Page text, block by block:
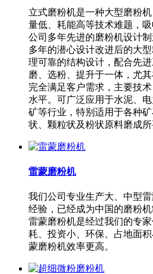
立式磨粉机是一种大型磨粉
量低、耗能高等技术难题，
公司多年先进的磨粉机设计
多年的潜心设计改进后的大
理可靠的结构设计，配合先
磨、选粉、提升于一体，尤
完全满足客户需求，主要技
水平。可广泛应用于水泥、
矿等行业，特别适用于各种
状、颗粒状及粉状原料磨成所
雷蒙磨粉机
我们公司专业生产大、中型
经验，已经成为中国的磨粉
雷蒙磨粉机是经过我们的专
耗、投资小、环保、占地面
蒙磨粉机效率更高。